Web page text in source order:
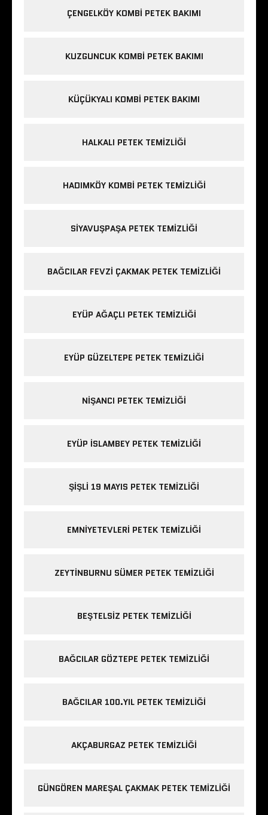
ÇENGELKÖY KOMBI PETEK BAKIMI
KUZGUNCUK KOMBI PETEK BAKIMI
KÜÇÜKYALI KOMBI PETEK BAKIMI
HALKALI PETEK TEMIZLIĞI
HADIMKÖY KOMBI PETEK TEMIZLIĞI
SIYAVUŞPAŞA PETEK TEMIZLIĞI
BAĞCILAR FEVZI ÇAKMAK PETEK TEMIZLIĞI
EYÜP AĞAÇLI PETEK TEMIZLIĞI
EYÜP GÜZELTEPE PETEK TEMIZLIĞI
NIŞANCI PETEK TEMIZLIĞI
EYÜP ISLAMBEY PETEK TEMIZLIĞI
ŞIŞLI 19 MAYIS PETEK TEMIZLIĞI
EMNIYETEVLERI PETEK TEMIZLIĞI
ZEYTINBURNU SÜMER PETEK TEMIZLIĞI
BEŞTELSIZ PETEK TEMIZLIĞI
BAĞCILAR GÖZTEPE PETEK TEMIZLIĞI
BAĞCILAR 100.YIL PETEK TEMIZLIĞI
AKÇABURGAZ PETEK TEMIZLIĞI
GÜNGÖREN MAREŞAL ÇAKMAK PETEK TEMIZLIĞI